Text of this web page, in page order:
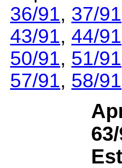
36/91, 37/91
43/91, 44/91
50/91, 51/91
57/91, 58/91